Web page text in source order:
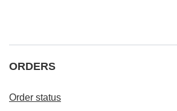
ORDERS
Order status